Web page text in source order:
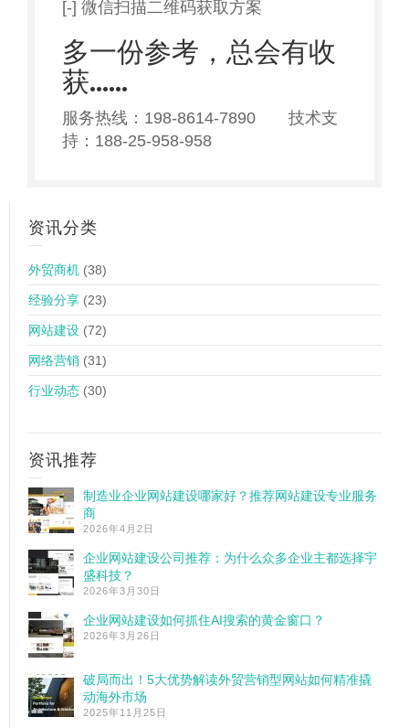
[-] 微信扫描二维码获取方案
多一份参考，总会有收
获……
服务热线：198-8614-7890 技术支
持：188-25-958-958
资讯分类
外贸商机 (38)
经验分享 (23)
网站建设 (72)
网络营销 (31)
行业动态 (30)
资讯推荐
制造业企业网站建设哪家好？推荐网站建设专业服务
商
2026年4月2日
企业网站建设公司推荐：为什么众多企业主都选择宇
盛科技？
2026年3月30日
企业网站建设如何抓住AI搜索的黄金窗口？
2026年3月26日
破局而出！5大优势解读外贸营销型网站如何精准撬
动海外市场
2025年11月25日